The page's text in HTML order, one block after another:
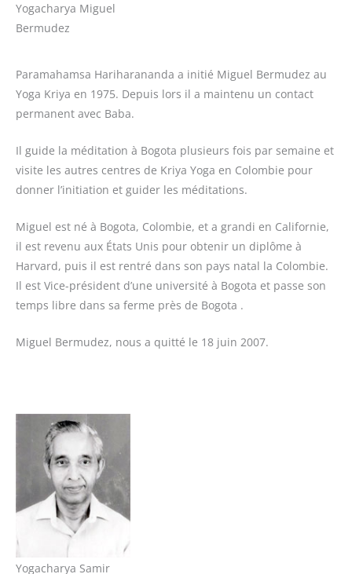
Yogacharya Miguel
Bermudez
Paramahamsa Hariharananda a initié Miguel Bermudez au
Yoga Kriya en 1975. Depuis lors il a maintenu un contact
permanent avec Baba.
Il guide la méditation à Bogota plusieurs fois par semaine et
visite les autres centres de Kriya Yoga en Colombie pour
donner l’initiation et guider les méditations.
Miguel est né à Bogota, Colombie, et a grandi en Californie,
il est revenu aux États Unis pour obtenir un diplôme à
Harvard, puis il est rentré dans son pays natal la Colombie.
Il est Vice-président d’une université à Bogota et passe son
temps libre dans sa ferme près de Bogota .
Miguel Bermudez, nous a quitté le 18 juin 2007.
Yogacharya Samir